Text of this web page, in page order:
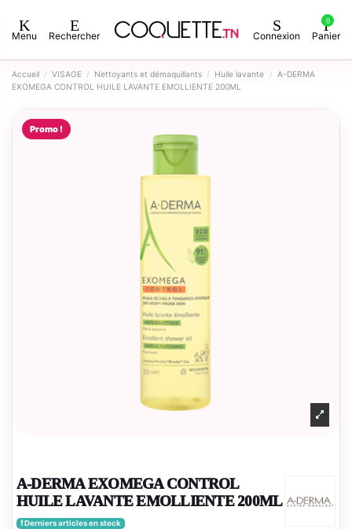
Menu Rechercher Connexion
0
Panier
Accueil VISAGE Nettoyants et démaquillants Huile lavante
A-DERMA
EXOMEGA CONTROL HUILE LAVANTE EMOLLIENTE 200ML
Promo !
A-DERMA EXOMEGA CONTROL
HUILE LAVANTE EMOLLIENTE 200ML
Derniers articles en stock